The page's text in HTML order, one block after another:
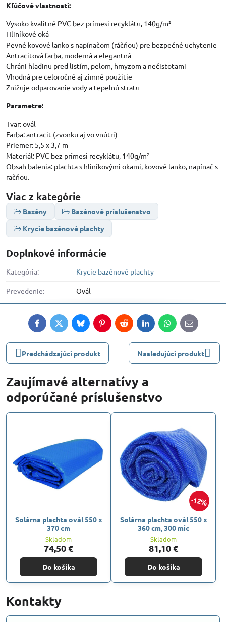
Kľúčové vlastnosti:
Vysoko kvalitné PVC bez prímesi recyklátu, 140g/m²
Hliníkové oká
Pevné kovové lanko s napínačom (ráčňou) pre bezpečné uchytenie
Antracitová farba, moderná a elegantná
Chráni hladinu pred listím, pelom, hmyzom a nečistotami
Vhodná pre celoročné aj zimné použitie
Znižuje odparovanie vody a tepelnú stratu
Parametre:
Tvar: ovál
Farba: antracit (zvonku aj vo vnútri)
Priemer: 5,5 x 3,7 m
Materiál: PVC bez prímesi recyklátu, 140g/m²
Obsah balenia: plachta s hliníkovými okami, kovové lanko, napínač s
račňou.
Viac z kategórie
Bazény
Bazénové príslušenstvo
Krycie bazénové plachty
Doplnkové informácie
Kategória: Krycie bazénové plachty
Prevedenie: Ovál
FacebookTwitterBlueskyPinterestRedditLinkedInWhatsApp
E-
mail
Predchádzajúci produkt Nasledujúci produkt
Zaujímavé alternatívy a
odporúčané príslušenstvo
Solárna plachta ovál 550 x
370 cm
Skladom
74,50 €
Do košíka
12%
Solárna plachta ovál 550 x
360 cm, 300 mic
Skladom
81,10 €
Do košíka
Kontakty